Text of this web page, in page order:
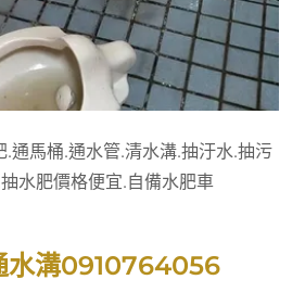
.通馬桶.通水管.清水溝.抽汙水.抽污
水肥價格便宜.自備水肥車
水溝0910764056